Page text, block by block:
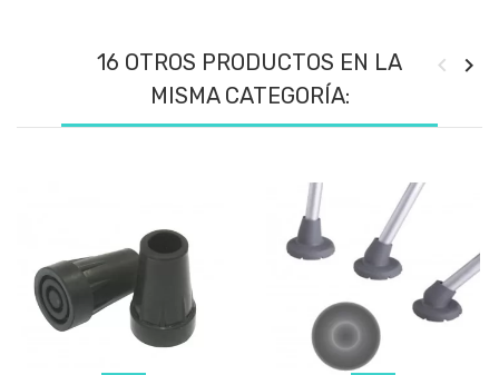
16 OTROS PRODUCTOS EN LA
MISMA CATEGORÍA: